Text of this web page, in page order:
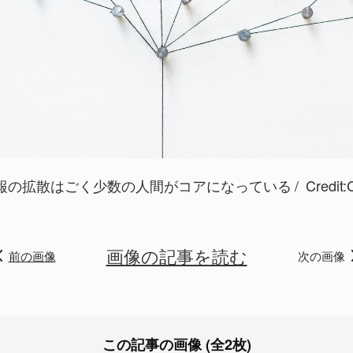
の拡散はごく少数の人間がコアになっている
前の画像 画像の記事を読む 次の画像
この記事の画像 (全2枚)